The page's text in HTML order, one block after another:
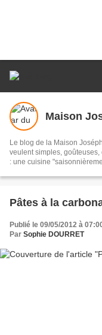
Maison
Le blog de la Maison
veulent simples,
: une cuisine
Pâtes à la
Publié le 09/05/2012 à
Par Sophie DOURRET